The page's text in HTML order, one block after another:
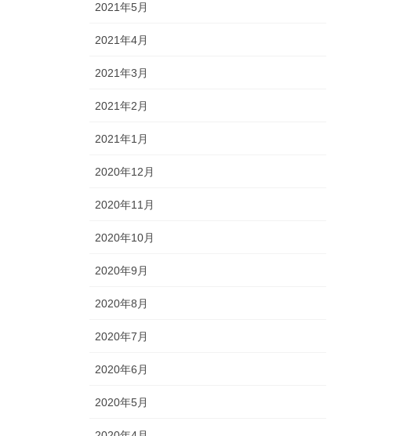
2021年5月
2021年4月
2021年3月
2021年2月
2021年1月
2020年12月
2020年11月
2020年10月
2020年9月
2020年8月
2020年7月
2020年6月
2020年5月